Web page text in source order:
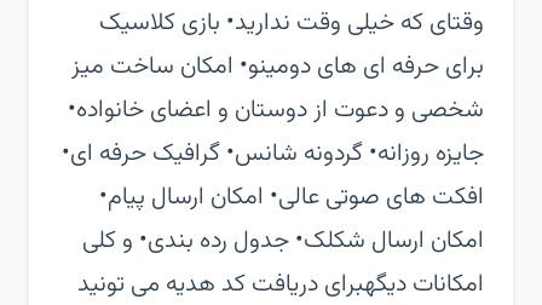
وقتای که خیلی وقت ندارید‏• بازی کلاسیک
برای حرفه ای های دومینو‏• امکان ساخت میز
شخصی و دعوت از دوستان و اعضای خانواده‏•
جایزه روزانه‏• گردونه شانس‏• گرافیک حرفه ای‏•
افکت های صوتی عالی‏• امکان ارسال پیام‏•
امکان ارسال شکلک‏• جدول رده بندی‏• و کلی
امکانات دیگه‏برای دریافت کد هدیه می تونید